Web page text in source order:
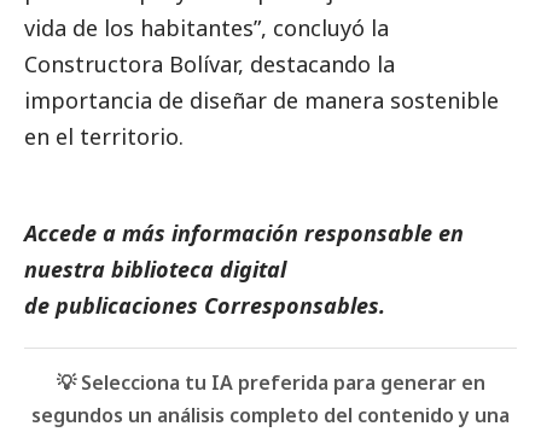
vida de los habitantes”, concluyó la
Constructora Bolívar, destacando la
importancia de diseñar de manera sostenible
en el territorio.
Accede a más información responsable en
nuestra biblioteca digital
de publicaciones Corresponsables.
💡 Selecciona tu IA preferida para generar en
segundos un análisis completo del contenido y una